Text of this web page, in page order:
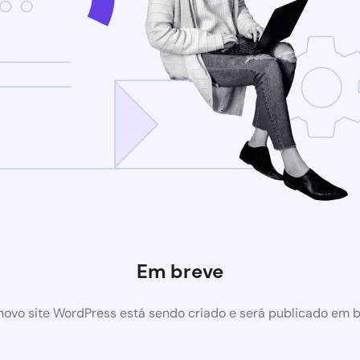
Em breve
site WordPress está sendo criado e será publicado em